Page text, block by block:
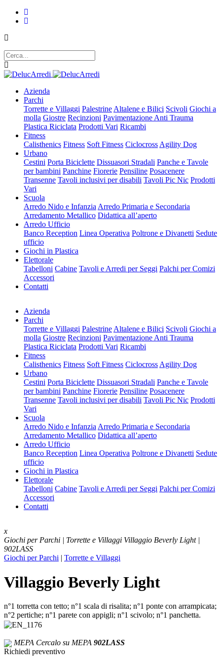
Azienda
Parchi
Torrette e Villaggi Palestrine Altalene e Bilici Scivoli Giochi a
molla Giostre Recinzioni Pavimentazione Anti Trauma
Plastica Riciclata Prodotti Vari Ricambi
Fitness
Calisthenics Fitness Soft Fitness Ciclocross Agility Dog
Urbano
Cestini Porta Biciclette Dissuasori Stradali Panche e Tavole
per bambini Panchine Fiorerie Pensiline Posacenere
Transenne Tavoli inclusivi per disabili Tavoli Pic Nic Prodotti
Vari
Scuola
Arredo Nido e Infanzia Arredo Primaria e Secondaria
Arredamento Metallico Didattica all’aperto
Arredo Ufficio
Banco Reception Linea Operativa Poltrone e Divanetti Sedute
ufficio
Giochi in Plastica
Elettorale
Tabelloni Cabine Tavoli e Arredi per Seggi Palchi per Comizi
Accessori
Contatti
Azienda
Parchi
Torrette e Villaggi Palestrine Altalene e Bilici Scivoli Giochi a
molla Giostre Recinzioni Pavimentazione Anti Trauma
Plastica Riciclata Prodotti Vari Ricambi
Fitness
Calisthenics Fitness Soft Fitness Ciclocross Agility Dog
Urbano
Cestini Porta Biciclette Dissuasori Stradali Panche e Tavole
per bambini Panchine Fiorerie Pensiline Posacenere
Transenne Tavoli inclusivi per disabili Tavoli Pic Nic Prodotti
Vari
Scuola
Arredo Nido e Infanzia Arredo Primaria e Secondaria
Arredamento Metallico Didattica all’aperto
Arredo Ufficio
Banco Reception Linea Operativa Poltrone e Divanetti Sedute
ufficio
Giochi in Plastica
Elettorale
Tabelloni Cabine Tavoli e Arredi per Seggi Palchi per Comizi
Accessori
Contatti
x
Giochi per Parchi | Torrette e Villaggi Villaggio Beverly Light |
902LASS
Giochi per Parchi | Torrette e Villaggi
Villaggio Beverly Light
n°1 torretta con tetto; n°1 scala di risalita; n°1 ponte con arrampicata;
n°2 pertiche; n°1 parete con appigli; n°1 scivolo; n°1 panchetta.
MEPA Cercalo su MEPA 902LASS
Richiedi preventivo